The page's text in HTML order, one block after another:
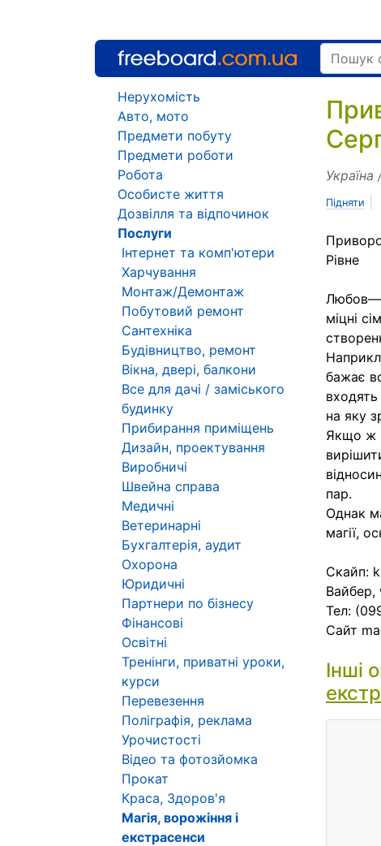
Підняти
Рівне
міцні
бажає
на яку
Якщо ж
пар.
Однак
магії,
Скайп:
Вайбер,
Тел:
Сайт
Інші
Нерухомість
Авто, мото
Предмети побуту
Предмети роботи
Робота
Особисте життя
Дозвілля та відпочинок
Послуги
Інтернет та комп'ютери
Харчування
Монтаж/Демонтаж
Побутовий ремонт
Сантехніка
Будівництво, ремонт
Вікна, двері, балкони
Все для дачі / заміського
будинку
Прибирання приміщень
Дизайн, проектування
Виробничі
Швейна справа
Медичні
Ветеринарні
Бухгалтерія, аудит
Охорона
Юридичні
Партнери по бізнесу
Фінансові
Освітні
Тренінги, приватні уроки,
курси
Перевезення
Поліграфія, реклама
Урочистості
Відео та фотозйомка
Прокат
Краса, Здоров'я
Магія, ворожіння і
екстрасенси